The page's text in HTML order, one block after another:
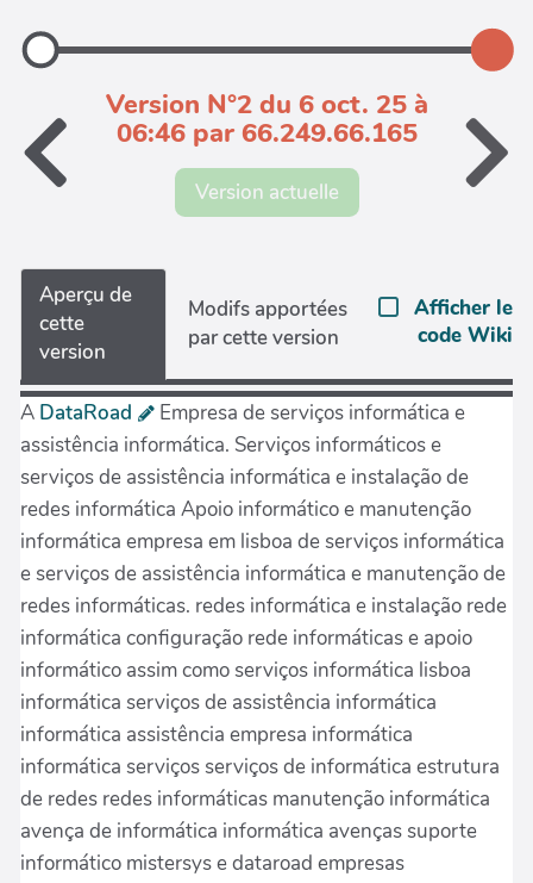
Version N°2 du 6 oct. 25 à
06:46 par 66.249.66.165
Version actuelle
Aperçu de
cette
version
Modifs apportées
par cette version
Afficher le
code Wiki